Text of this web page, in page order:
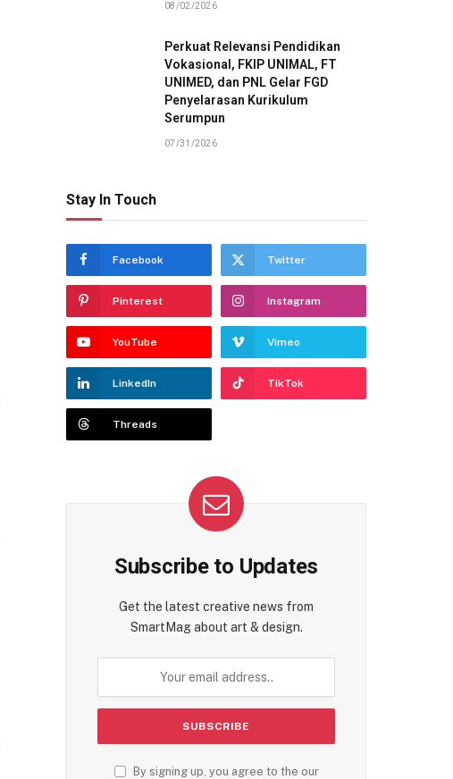
08/02/2026
Perkuat Relevansi Pendidikan
Vokasional, FKIP UNIMAL, FT
UNIMED, dan PNL Gelar FGD
Penyelarasan Kurikulum
Serumpun
07/31/2026
Stay In Touch
Facebook Twitter
Pinterest Instagram
YouTube Vimeo
LinkedIn TikTok
Threads
Subscribe to Updates
Get the latest creative news from
SmartMag about art & design.
By signing up, you agree to the our